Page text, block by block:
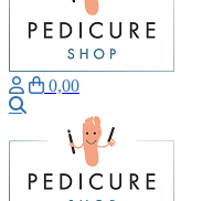
0,00